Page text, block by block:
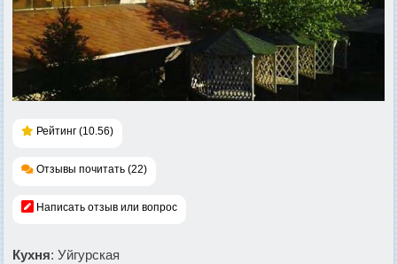
Рейтинг (10.56)
Отзывы почитать (22)
Написать отзыв или вопрос
Кухня: Уйгурская